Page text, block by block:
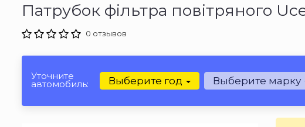
Патрубок фільтра повітряного
0 отзывов
Уточните
автомобиль: Выберите год Выберите марку